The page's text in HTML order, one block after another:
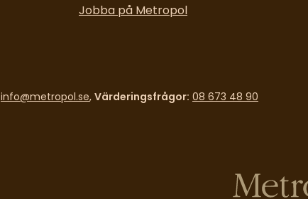
Jobba på Metropol
info@metropol.se, Värderingsfrågor: 08 673 48 90